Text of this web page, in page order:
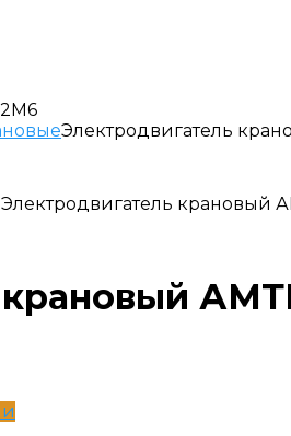
Электродвигатель
крановый
крановый